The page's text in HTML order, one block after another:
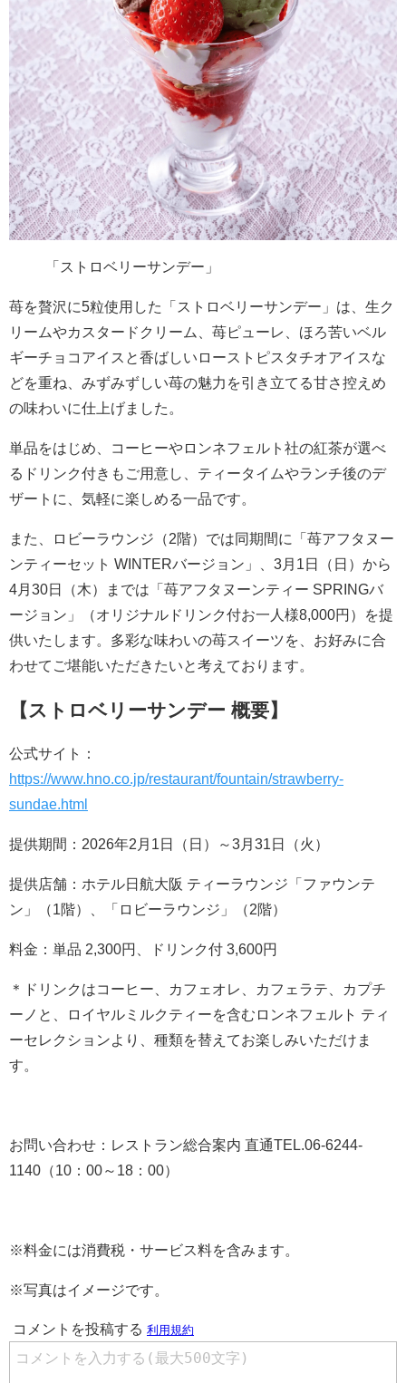
「ストロベリーサンデー」
苺を贅沢に5粒使用した「ストロベリーサンデー」は、生ク
リームやカスタードクリーム、苺ピューレ、ほろ苦いベル
ギーチョコアイスと香ばしいローストピスタチオアイスな
どを重ね、みずみずしい苺の魅力を引き立てる甘さ控えめ
の味わいに仕上げました。
単品をはじめ、コーヒーやロンネフェルト社の紅茶が選べ
るドリンク付きもご用意し、ティータイムやランチ後のデ
ザートに、気軽に楽しめる一品です。
また、ロビーラウンジ（2階）では同期間に「苺アフタヌー
ンティーセット WINTERバージョン」、3月1日（日）から
4月30日（木）までは「苺アフタヌーンティー SPRINGバ
ージョン」（オリジナルドリンク付お一人様8,000円）を提
供いたします。多彩な味わいの苺スイーツを、お好みに合
わせてご堪能いただきたいと考えております。
【ストロベリーサンデー 概要】
公式サイト：
https://www.hno.co.jp/restaurant/fountain/strawberry-
sundae.html
提供期間：2026年2月1日（日）～3月31日（火）
提供店舗：ホテル日航大阪 ティーラウンジ「ファウンテ
ン」（1階）、「ロビーラウンジ」（2階）
料金：単品 2,300円、ドリンク付 3,600円
＊ドリンクはコーヒー、カフェオレ、カフェラテ、カプチ
ーノと、ロイヤルミルクティーを含むロンネフェルト ティ
ーセレクションより、種類を替えてお楽しみいただけま
す。
お問い合わせ：レストラン総合案内 直通TEL.06-6244-
1140（10：00～18：00）
※料金には消費税・サービス料を含みます。
※写真はイメージです。